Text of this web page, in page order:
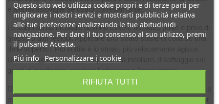
e alla lavastoviglie se usato correttamente.
Le superfici da incollare devono essere asciutte, pulite e prive di
grasso o altri residui. Applicare uno strato sottile di colla su una
delle superfici. Più sottile è lo strato, più velocemente agisce.
Unire immediatamente le superfici da incollare. Il soffiaggio sui
giunti di incollaggio accelera l'adesione e l'asciugatura.
ermeticamente, conservandolo in un luogo fresco e asciutto per
Questo sito web utilizza cookie propri e di terze parti per
migliorare i nostri servizi e mostrarti pubblicità relativa
alle tue preferenze analizzando le tue abitudinidi
navigazione. Per dare il tuo consenso al suo utilizzo, premi
il pulsante Accetta.
Piú info Personalizzare i cookie
RIFIUTA TUTTI